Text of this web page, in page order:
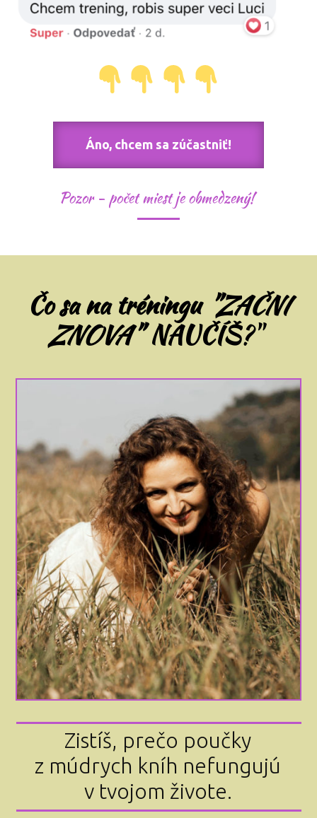
Áno, chcem sa zúčastniť!
Pozor - počet miest je obmedzený!
Čo sa na tréningu "ZAČNI
ZNOVA"NAUČÍŠ?"
Zistíš, prečo poučky
z múdrych kníh nefungujú
v tvojom živote.